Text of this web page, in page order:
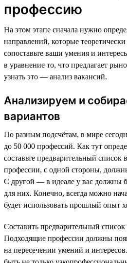
профессию
На этом этапе сначала нужно
направлений, которые
сопоставьте ваши умения и
в уравнение то, что предлагает
узнать это — анализ вакансий.
Анализируем и
вариантов
По разным подсчётам, в мире
до 50 000 профессий. Как тут
составьте предварительный список
профессии, с одной стороны,
С другой — в идеале у вас должны
для них. Конечно, всегда можно
будет использовать прошлый опыт
Составить предварительный
Подходящие профессии должны
на пересечении умений и